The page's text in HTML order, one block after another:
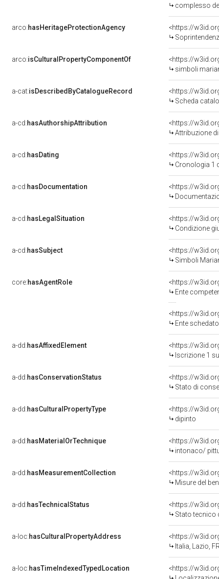
complesso
arco:hasHeritageProtectionAgency
<https://
arco:isCulturalPropertyComponentOf
<https://
simboli
a-cat:isDescribedByCatalogueRecord
<https://
Scheda
a-cd:hasAuthorshipAttribution
Attribuzione
a-cd:hasDating
<https://
Cronologia 1
a-cd:hasDocumentation
a-cd:hasLegalSituation
Condizione
a-cd:hasSubject
<https://
Simboli
core:hasAgentRole
<https://
Ente competente per
<https://
Ente
a-dd:hasAffixedElement
<https://
Iscrizione 1
a-dd:hasConservationStatus
<https://
Stato di
a-dd:hasCulturalPropertyType
<https://
dipinto
a-dd:hasMaterialOrTechnique
<https://
intonaco/
a-dd:hasMeasurementCollection
<https://
Misure del
a-dd:hasTechnicalStatus
<https://
Stato tecnico
a-loc:hasCulturalPropertyAddress
<https://
Italia, Lazio,
a-loc:hasTimeIndexedTypedLocation
<https://